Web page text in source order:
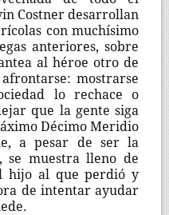
Costner desarrollan
con muchísimo
anteriores, sobre
al héroe otro de
mostrarse
lo rechace o
que la gente siga
Décimo Meridio
a pesar de ser la
se muestra lleno de
hijo al que perdió y
de intentar ayudar